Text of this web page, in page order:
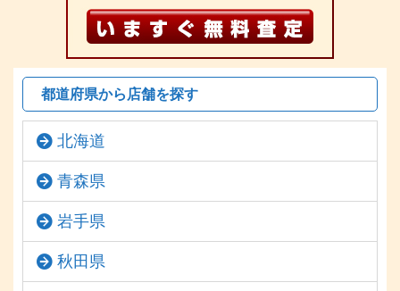
都道府県から店舗を探す
北海道
青森県
岩手県
秋田県